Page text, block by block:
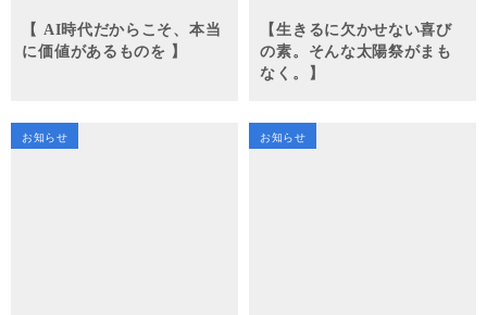
【 AI時代だからこそ、本当
に価値があるものを 】
【生きるに欠かせない喜び
の素。そんな太陽祭がまも
なく。】
お知らせ お知らせ